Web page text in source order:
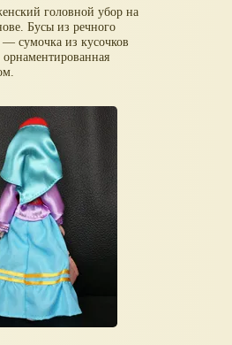
головной убор на
Бусы из речного
сумочка из кусочков
орнаментированная